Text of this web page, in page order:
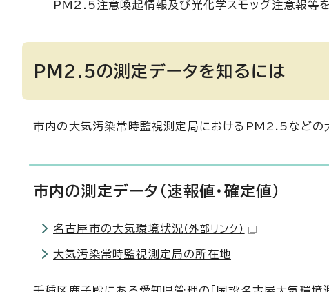
PM2.5注意喚起情報及び光化学スモッグ注意報等
PM2.5の測定データを知るには
市内の大気汚染常時監視測定局におけるPM2.5などの
市内の測定データ(速報値・確定値)
名古屋市の大気環境状況 （外部リンク）
大気汚染常時監視測定局の所在地